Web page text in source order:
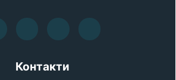
Контакти